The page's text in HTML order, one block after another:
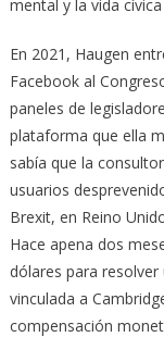
mental y la vida
En 2021, Haugen
Facebook al
paneles de
plataforma que ella
sabía que la
usuarios
Brexit, en Reino
Hace apena dos
dólares para
vinculada a
compensación